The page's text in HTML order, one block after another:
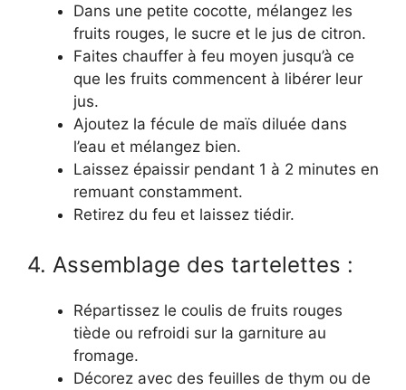
Dans une petite cocotte, mélangez les
fruits rouges, le sucre et le jus de citron.
Faites chauffer à feu moyen jusqu’à ce
que les fruits commencent à libérer leur
jus.
Ajoutez la fécule de maïs diluée dans
l’eau et mélangez bien.
Laissez épaissir pendant 1 à 2 minutes en
remuant constamment.
Retirez du feu et laissez tiédir.
4. Assemblage des tartelettes :
Répartissez le coulis de fruits rouges
tiède ou refroidi sur la garniture au
fromage.
Décorez avec des feuilles de thym ou de